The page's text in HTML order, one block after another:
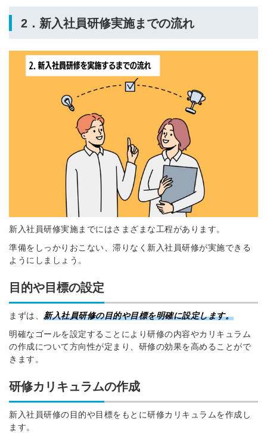
2．新入社員研修実施までの流れ
新入社員研修実施までにはさまざまな工程があります。
準備をしっかりおこない、滞りなく新入社員研修が実施できる
ようにしましょう。
目的や目標の設定
まずは、 新入社員研修の目的や目標を明確に設定します。
明確なゴールを設定することによ り研修の内容やカリキュラム
の作成について方向性が定まり、研修の効果を高めることがで
きます。
研修カリキュラムの作成
新入社員研修の目的や目標をもとに研修カリキュラムを作成し
ます。